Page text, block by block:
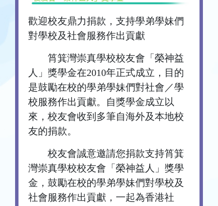
歡迎校友鼎力捐款，支持學弟學妹們
對學校及社會服務作出貢獻
筲箕灣崇真學校校友會「榮神益
人」獎學金在2010年正式成立，目的
是鼓勵在校的學弟學妹們對社會／學
校服務作出貢獻。自獎學金成立以
來，校友會收到多筆自海外及本地校
友的捐款。
校友會誠意邀請您捐款支持筲箕
灣崇真學校校友會「榮神益人」獎學
金，鼓勵在校的學弟學妹們對學校及
社會服務作出貢獻，一起為香港社